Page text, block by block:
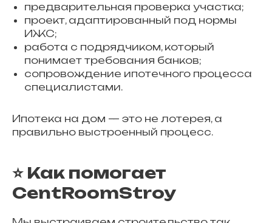
предварительная проверка участка;
проект, адаптированный под нормы
ИЖС;
работа с подрядчиком, который
понимает требования банков;
сопровождение ипотечного процесса
специалистами.
Ипотека на дом — это не лотерея, а
правильно выстроенный процесс.
⭐ Как помогает
CentRoomStroy